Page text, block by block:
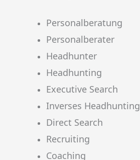
Personalberatung
Personalberater
Headhunter
Headhunting
Executive Search
Inverses Headhunting
Direct Search
Recruiting
Coaching